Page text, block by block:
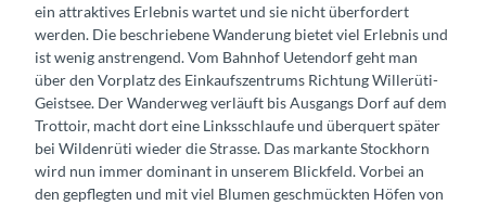
ein attraktives Erlebnis wartet und sie nicht überfordert
werden. Die beschriebene Wanderung bietet viel Erlebnis und
ist wenig anstrengend. Vom Bahnhof Uetendorf geht man
über den Vorplatz des Einkaufszentrums Richtung Willerüti-
Geistsee. Der Wanderweg verläuft bis Ausgangs Dorf auf dem
Trottoir, macht dort eine Linksschlaufe und überquert später
bei Wildenrüti wieder die Strasse. Das markante Stockhorn
wird nun immer dominant in unserem Blickfeld. Vorbei an
den gepflegten und mit viel Blumen geschmückten Höfen von